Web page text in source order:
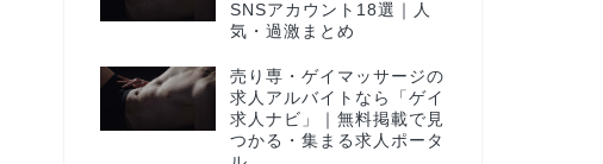
SNSアカウント18選｜人
気・過激まとめ
売り専・ゲイマッサージの
求人アルバイトなら「ゲイ
求人ナビ」｜無料掲載で見
つかる・集まる求人ポータ